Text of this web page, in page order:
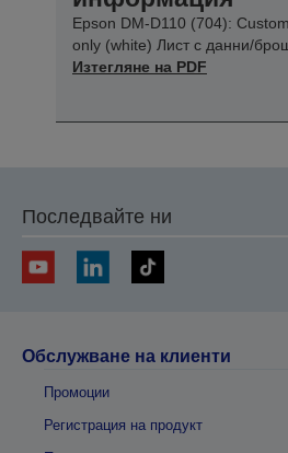
Epson DM-D110 (704):
only (white) Лист с данни/
Изтегляне на PDF
Последвайте ни
Обслужване на клиенти
Промоции
Регистрация на продукт